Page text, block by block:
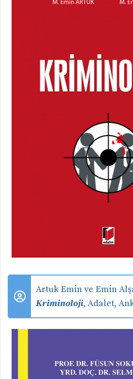
Artuk Emin ve Emin
Kriminoloji, Adalet,